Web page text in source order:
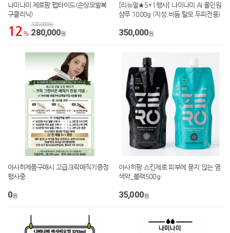
나미나미 제로팜 펩타이드(손상모발복
구클리닉)
12 %
320,000원
280,000원
[리뉴얼★5+1행사] 나미나미 AI 올인원
샴푸 1000g (지성.비듬.탈모 두피전용)
350,000원
아사히제품구매시 고급크락매직기증정
행사중
0원
아사히팜 스킨제로 피부에 묻지 않는 염
색약_블랙500g
35,000원